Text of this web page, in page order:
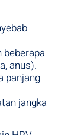
anus).
panjang
jangka